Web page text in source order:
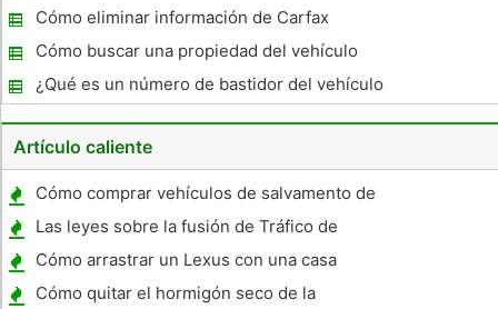
número de VIN
Cómo eliminar información de Carfax
Cómo buscar una propiedad del vehículo
mediante un número de VIN
¿Qué es un número de bastidor del vehículo
?
Artículo caliente
Cómo comprar vehículos de salvamento de
las subastas de seguros en Georgia
Las leyes sobre la fusión de Tráfico de
Indiana
Cómo arrastrar un Lexus con una casa
rodante
Cómo quitar el hormigón seco de la